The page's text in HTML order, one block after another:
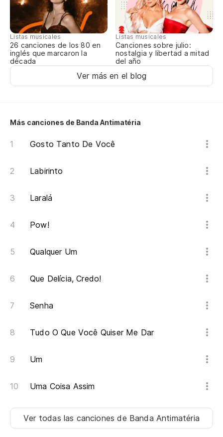
Listas musicales
26 canciones de los 80 en
inglés que marcaron la
década
Listas musicales
Canciones sobre julio:
nostalgia y libertad a mitad
del año
Ver más en el blog
Más canciones de Banda Antimatéria
Gosto Tanto De Você
Labirinto
Laralá
Pow!
Qualquer Um
Que Delícia, Credo!
Senha
Tudo O Que Você Quiser Me Dar
Um
Uma Coisa Assim
Ver todas las cancionesde Banda Antimatéria